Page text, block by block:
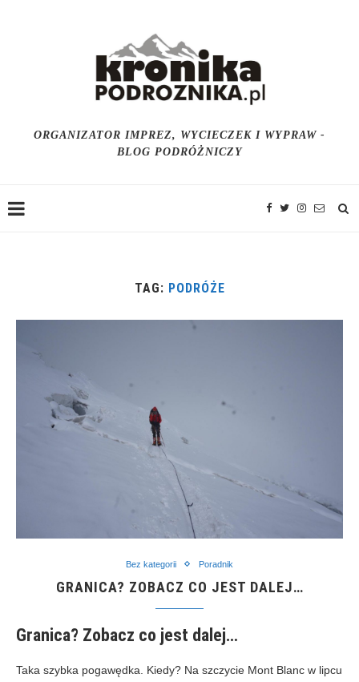
ORGANIZATOR IMPREZ, WYCIECZEK I WYPRAW -
BLOG PODRÓŻNICZY
TAG: PODRÓŻE
Bez kategorii Poradnik
GRANICA? ZOBACZ CO JEST DALEJ…
Granica? Zobacz co jest dalej…
Taka szybka pogawędka. Kiedy? Na szczycie Mont Blanc w lipcu